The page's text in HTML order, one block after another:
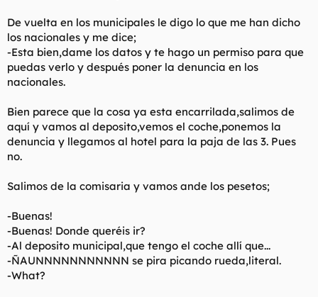
De vuelta en los municipales le digo lo que me han dicho
los nacionales y me dice;
-Esta bien,dame los datos y te hago un permiso para que
puedas verlo y después poner la denuncia en los
nacionales.
Bien parece que la cosa ya esta encarrilada,salimos de
aquí y vamos al deposito,vemos el coche,ponemos la
denuncia y llegamos al hotel para la paja de las 3. Pues
no.
Salimos de la comisaria y vamos ande los pesetos;
-Buenas!
-Buenas! Donde queréis ir?
-Al deposito municipal,que tengo el coche allí que...
-ÑAUNNNNNNNNNNN se pira picando rueda,literal.
-What?